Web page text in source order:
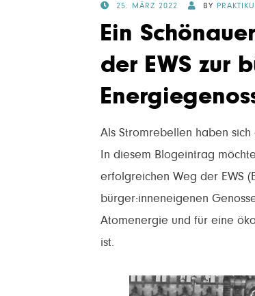
POSTED25. MÄRZ 2022 BY
Ein
der EWS zur
Als Stromrebellen haben
In diesem Blogeintrag
erfolgreichen Weg der EWS
bürger:inneneigenen
Atomenergie und für eine
ist.